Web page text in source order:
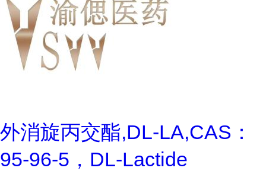
外消旋丙交酯,DL-LA,CAS：
95-96-5，DL-Lactide